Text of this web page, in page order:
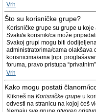
Vrh
Što su korisničke grupe?
Korisničke grupe su grupe u
Svaki/a korisnik/ca može
Svakoj grupi mogu biti
administratorima/cama
korisnicima/ama [npr.
foruma, pravo pristupa
Vrh
Kako mogu postati članom/
Klikneš na Korisničke grupe u
odvesti na stranicu na kojoj ćeš